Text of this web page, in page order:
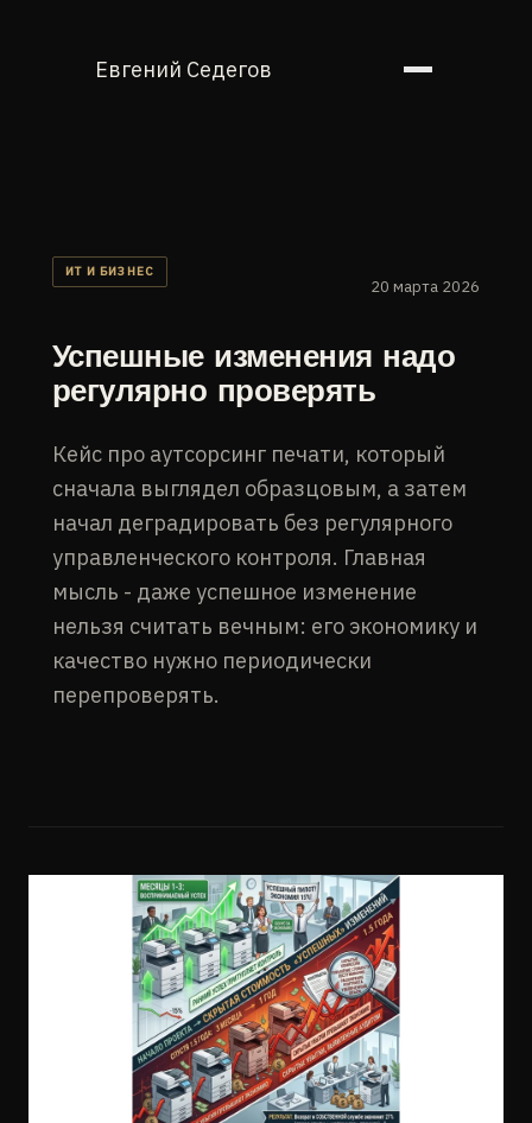
Евгений Седегов
ИТ И БИЗНЕС
20 марта 2026
Успешные изменения надо
регулярно проверять
Кейс про аутсорсинг печати, который
сначала выглядел образцовым, а затем
начал деградировать без регулярного
управленческого контроля. Главная
мысль - даже успешное изменение
нельзя считать вечным: его экономику и
качество нужно периодически
перепроверять.